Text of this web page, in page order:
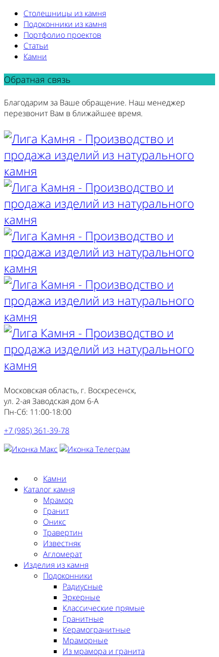
Столешницы из камня
Подоконники из камня
Портфолио проектов
Статьи
Камни
Обратная связь
Благодарим за Ваше обращение. Наш менеджер
перезвонит Вам в ближайшее время.
Московская область, г. Воскресенск,
ул. 2-ая Заводская дом 6-А
Пн-Сб: 11:00-18:00
+7 (985) 361-39-78
Камни
Каталог камня
Мрамор
Гранит
Оникс
Травертин
Известняк
Агломерат
Изделия из камня
Подоконники
Радиусные
Эркерные
Классические прямые
Гранитные
Керамогранитные
Мраморные
Из мрамора и гранита